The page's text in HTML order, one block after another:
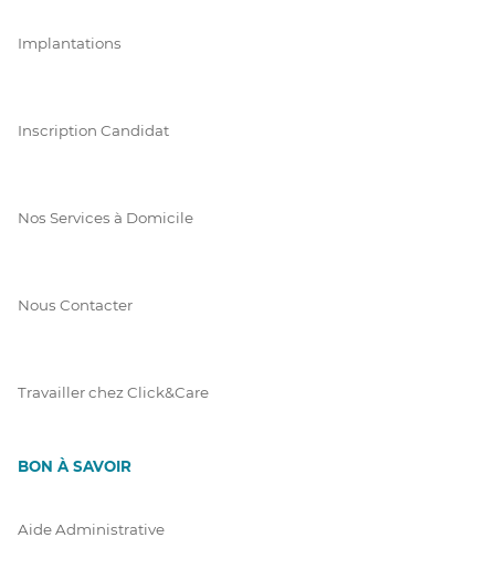
Implantations
Inscription Candidat
Nos Services à Domicile
Nous Contacter
Travailler chez Click&Care
BON À SAVOIR
Aide Administrative